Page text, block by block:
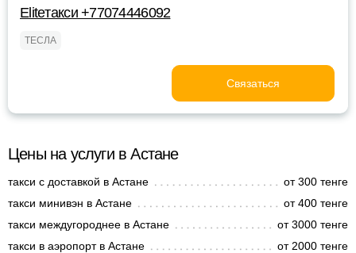
Eliteтакси +77074446092
ТЕСЛА
Связаться
Цены на услуги в Астане
такси с доставкой в Астане
от 300 тенге
такси минивэн в Астане
от 400 тенге
такси междугороднее в Астане
от 3000 тенге
такси в аэропорт в Астане
от 2000 тенге